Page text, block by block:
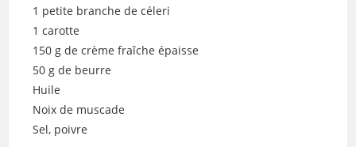
1 petite branche de céleri
1 carotte
150 g de crème fraîche épaisse
50 g de beurre
Huile
Noix de muscade
Sel, poivre